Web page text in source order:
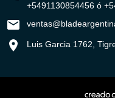
+5491130854456 ó
Luis Garcia 1762,